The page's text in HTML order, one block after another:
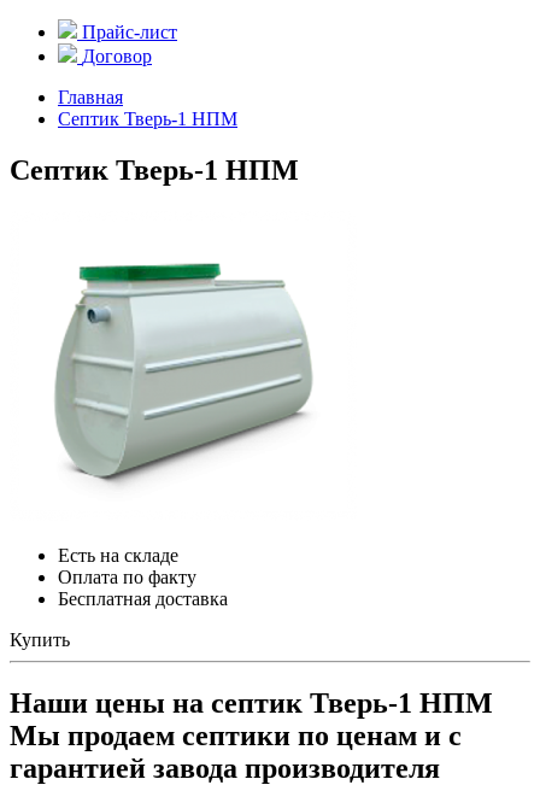
Прайс-лист
Договор
Главная
Септик Тверь-1 НПМ
Септик Тверь-1 НПМ
Есть на складе
Оплата по факту
Бесплатная доставка
Купить
Наши цены на септик Тверь-1 НПМ
Мы продаем септики по ценам и с
гарантией завода производителя